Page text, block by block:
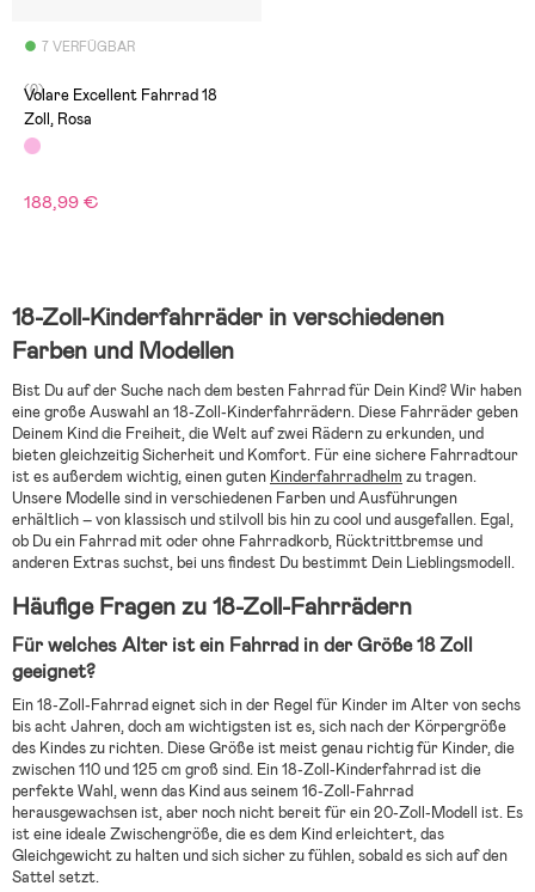
7 VERFÜGBAR
(0)
Volare Excellent Fahrrad 18
Zoll, Rosa
188,99 €
18-Zoll-Kinderfahrräder in verschiedenen
Farben und Modellen
Bist Du auf der Suche nach dem besten Fahrrad für Dein Kind? Wir haben
eine große Auswahl an 18-Zoll-Kinderfahrrädern. Diese Fahrräder geben
Deinem Kind die Freiheit, die Welt auf zwei Rädern zu erkunden, und
bieten gleichzeitig Sicherheit und Komfort. Für eine sichere Fahrradtour
ist es außerdem wichtig, einen guten Kinderfahrradhelm zu tragen.
Unsere Modelle sind in verschiedenen Farben und Ausführungen
erhältlich – von klassisch und stilvoll bis hin zu cool und ausgefallen. Egal,
ob Du ein Fahrrad mit oder ohne Fahrradkorb, Rücktrittbremse und
anderen Extras suchst, bei uns findest Du bestimmt Dein Lieblingsmodell.
Häufige Fragen zu 18-Zoll-Fahrrädern
Für welches Alter ist ein Fahrrad in der Größe 18 Zoll
geeignet?
Ein 18-Zoll-Fahrrad eignet sich in der Regel für Kinder im Alter von sechs
bis acht Jahren, doch am wichtigsten ist es, sich nach der Körpergröße
des Kindes zu richten. Diese Größe ist meist genau richtig für Kinder, die
zwischen 110 und 125 cm groß sind. Ein 18-Zoll-Kinderfahrrad ist die
perfekte Wahl, wenn das Kind aus seinem 16-Zoll-Fahrrad
herausgewachsen ist, aber noch nicht bereit für ein 20-Zoll-Modell ist. Es
ist eine ideale Zwischengröße, die es dem Kind erleichtert, das
Gleichgewicht zu halten und sich sicher zu fühlen, sobald es sich auf den
Sattel setzt.